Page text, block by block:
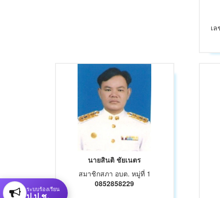
เ
นายสินติ ชัยเนตร
สมาชิกสภา อบต. หมู่ที่ 1
0852858229
ระบบร้องเรียน
ป.ป.ช.